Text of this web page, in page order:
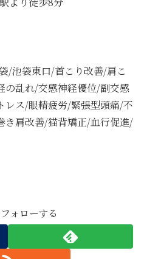
/池袋東口/首こり改善/肩こ
の乱れ/交感神経優位/副交感
レス/眼精疲労/緊張型頭痛/不
き肩改善/猫背矯正/血行促進/
ォローする